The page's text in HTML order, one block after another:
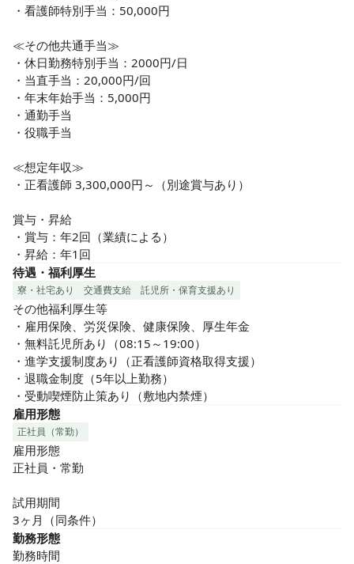
・看護師特別手当：50,000円
≪その他共通手当≫
・休日勤務特別手当：2000円/日
・当直手当：20,000円/回
・年末年始手当：5,000円
・通勤手当
・役職手当
≪想定年収≫
・正看護師 3,300,000円～（別途賞与あり）
賞与・昇給
・賞与：年2回（業績による）
・昇給：年1回
待遇・福利厚生
寮・社宅あり 交通費支給 託児所・保育支援あり
その他福利厚生等
・雇用保険、労災保険、健康保険、厚生年金
・無料託児所あり（08:15～19:00）
・進学支援制度あり（正看護師資格取得支援）
・退職金制度（5年以上勤務）
・受動喫煙防止策あり（敷地内禁煙）
雇用形態
正社員（常勤）
雇用形態
正社員・常勤
試用期間
3ヶ月（同条件）
勤務形態
勤務時間